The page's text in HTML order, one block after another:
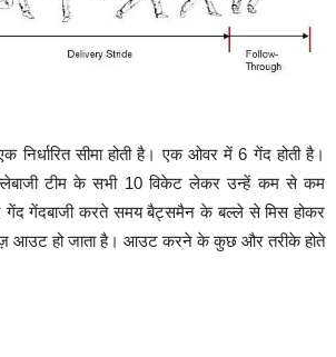
सीमा होती है। एक ओवर में 6 गेंद होती है।
टीम के सभी 10 विकेट लेकर उन्हें कम से कम
गेंद गेंदबाजी करते समय बैट्समैन के बल्ले से मिस होकर
आउट हो जाता है। आउट करने के कुछ और तरीके होते